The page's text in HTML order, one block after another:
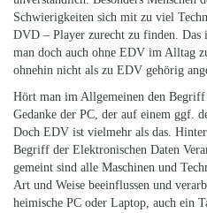
Schwierigkeiten sich mit zu viel
DVD – Player zurecht zu finden. Das
man doch auch ohne EDV im Alltag
ohnehin nicht als zu EDV gehörig
Hört man im Allgemeinen den
Gedanke der PC, der auf einem ggf.
Doch EDV ist vielmehr als das.
Begriff der Elektronischen Daten
gemeint sind alle Maschinen und
Art und Weise beeinflussen und
heimische PC oder Laptop, auch ein